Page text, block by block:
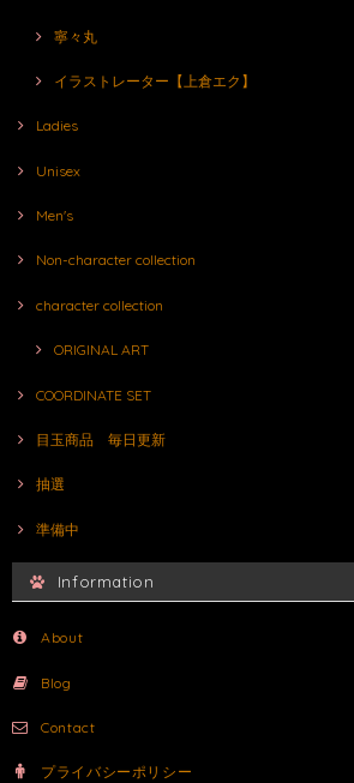
寧々丸
イラストレーター【上倉エク】
Ladies
Unisex
Men's
Non-character collection
character collection
ORIGINAL ART
COORDINATE SET
目玉商品 毎日更新
抽選
準備中
Information
About
Blog
Contact
プライバシーポリシー